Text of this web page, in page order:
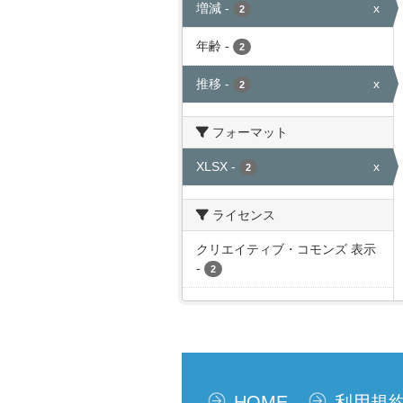
増減 - 2 x
年齢 - 2
推移 - 2 x
フォーマット
XLSX - 2 x
ライセンス
クリエイティブ・コモンズ 表示
-
2